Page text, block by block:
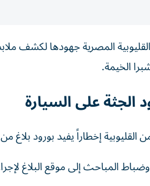
الخيمة.
الجثة على السيارة
القليوبية إخطاراً يفيد بورود
المباحث إلى موقع البلاغ